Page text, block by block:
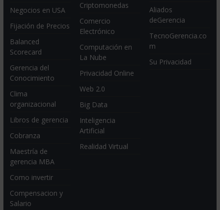
Negocios en USA
Fijación de Precios
Balanced
Scorecard
Gerencia del
Conocimiento
Clima
organizacional
Libros de gerencia
Cobranza
Maestría de
gerencia MBA
Como invertir
Compensacion y
Salario
Criptomonedas
Comercio
Electrónico
Computación en
La Nube
Privacidad Online
Web 2.0
Big Data
Inteligencia
Artificial
Realidad Virtual
Aliados
deGerencia
TecnoGerencia.co
m
Su Privacidad